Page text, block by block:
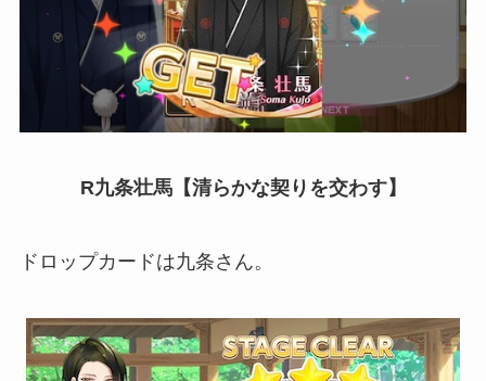
R九条壮馬【清らかな契りを交わす】
ドロップカードは九条さん。